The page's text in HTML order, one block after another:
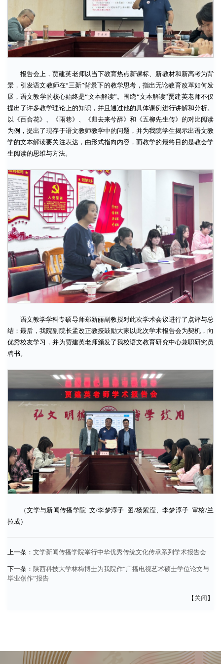
报告会上，贾建英老师以当下教育热点新课标、新教材和新高考为背
景，引发语文教师在“三新”背景下的教学思考，指出无论教育改革如何发
展，语文教学的核心始终是“文本解读”。围绕“文本解读”贾建英老师不仅
提出了许多教学理论上的知识，并且通过他的具体课例进行讲解和分析。
以《百合花》、《雨巷》、《归去来兮辞》和《五柳先生传》的对比阅读
为例，提出了现存于语文教师教学中的问题，并为我院学生揭示出语文教
学的文本解读要关注表达，由形式指向内容，而教学的最终目的是教会学
生阅读的思维与方法。
语文教学学科专硕导师郑新丽副教授对此次学术会议进行了点评与总
结；最后，我院副院长孟改正教授鼓励大家以此次学术报告会为契机，向
优秀校友学习，并为贾建英老师颁发了我校语文教育研究中心兼职研究员
聘书。
（文学与新闻传播学院 文/李梦淳子 图/杨紫滢、李梦淳子 审核/兰
拉成）
上一条： 文学新闻传播学院举行中华优秀传统文化传承系列学术报告会
下一条： 陕西科技大学林梅博士为我院作“广播电视艺术硕士学位论文与
毕业创作”报告
【关闭】